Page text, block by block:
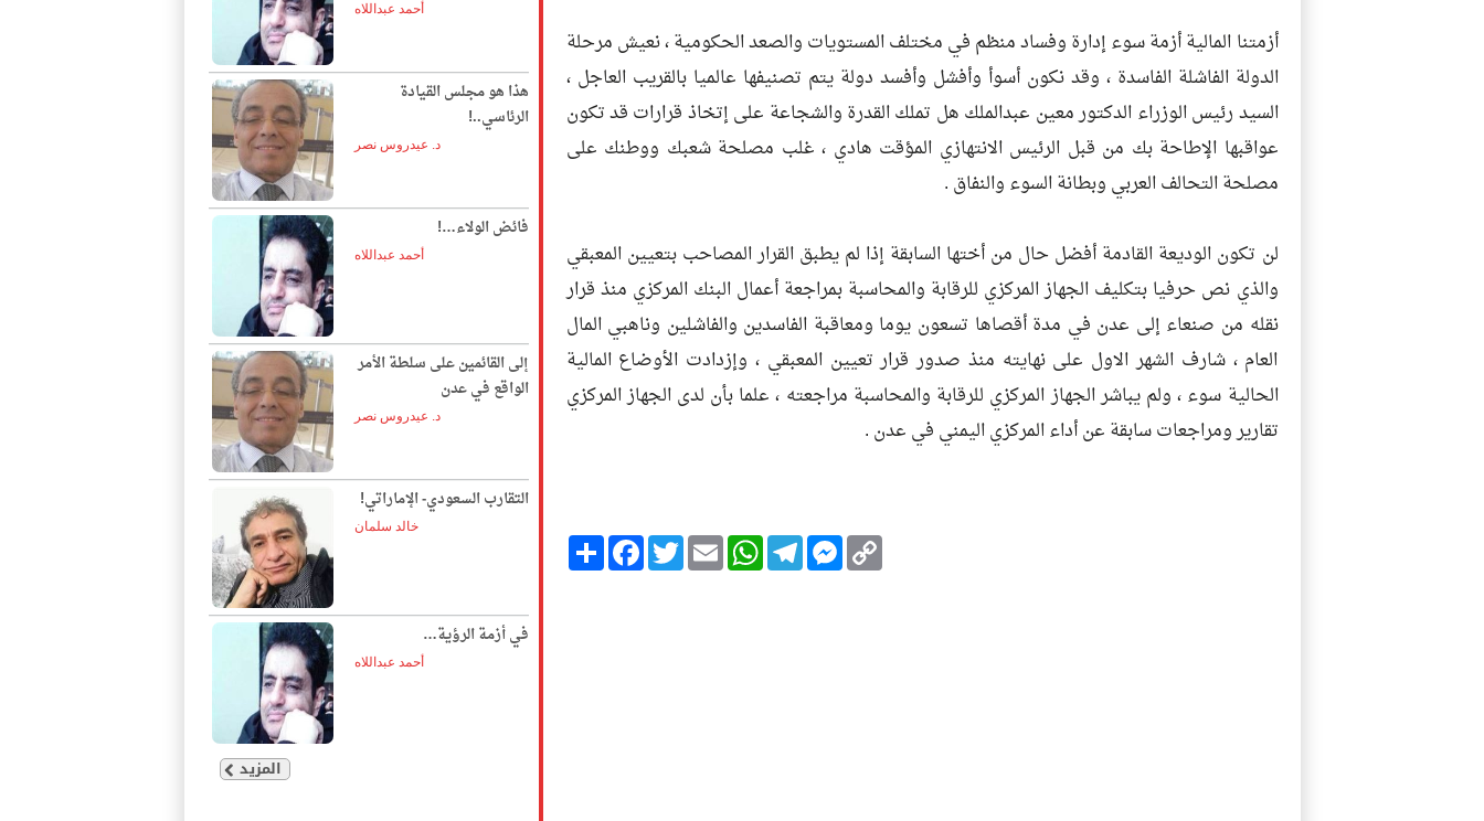
أحمد عبداللاه
هذا هو مجلس القيادة
الرئاسي..!
د. عيدروس نصر
فائض الولاء…!
أحمد عبداللاه
إلى القائمين على سلطة الأمر
الواقع في عدن
د. عيدروس نصر
التقارب السعودي- الإماراتي!
خالد سلمان
في أزمة الرؤية…
أحمد عبداللاه
المزيد
أزمتنا المالية أزمة سوء إدارة وفساد منظم في مختلف المستويات والصعد الحكومية ، نعيش مرحلة
الدولة الفاشلة الفاسدة ، وقد نكون أسوأ وأفشل وأفسد دولة يتم تصنيفها عالميا بالقريب العاجل ،
السيد رئيس الوزراء الدكتور معين عبدالملك هل تملك القدرة والشجاعة على إتخاذ قرارات قد تكون
عواقبها الإطاحة بك من قبل الرئيس الانتهازي المؤقت هادي ، غلب مصلحة شعبك ووطنك على
مصلحة التحالف العربي وبطانة السوء والنفاق .
لن تكون الوديعة القادمة أفضل حال من أختها السابقة إذا لم يطبق القرار المصاحب بتعيين المعبقي
والذي نص حرفيا بتكليف الجهاز المركزي للرقابة والمحاسبة بمراجعة أعمال البنك المركزي منذ قرار
نقله من صنعاء إلى عدن في مدة أقصاها تسعون يوما ومعاقبة الفاسدين والفاشلين وناهبي المال
العام ، شارف الشهر الاول على نهايته منذ صدور قرار تعيين المعبقي ، وإزدادت الأوضاع المالية
الحالية سوء ، ولم يباشر الجهاز المركزي للرقابة والمحاسبة مراجعته ، علما بأن لدى الجهاز المركزي
تقارير ومراجعات سابقة عن أداء المركزي اليمني في عدن .
انشر
FacebookTwitterEmail
WhatsAppTelegram
MessengerCopy
Link